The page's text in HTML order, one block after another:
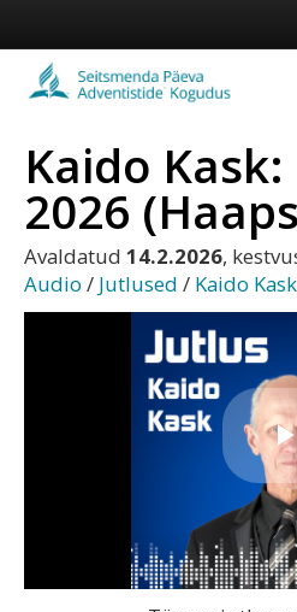
Koduleht
Vaata veel
Kaido Kask:
2026
Avaldatud 14.2.2026,
Audio / Jutlused / Kaido Kask